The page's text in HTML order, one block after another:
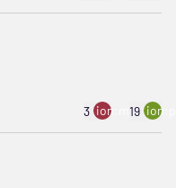
3 ion:minus
19